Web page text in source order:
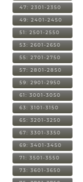
47: 2301-2350
49: 2401-2450
51: 2501-2550
53: 2601-2650
55: 2701-2750
57: 2801-2850
59: 2901-2950
61: 3001-3050
63: 3101-3150
65: 3201-3250
67: 3301-3350
69: 3401-3450
71: 3501-3550
73: 3601-3650